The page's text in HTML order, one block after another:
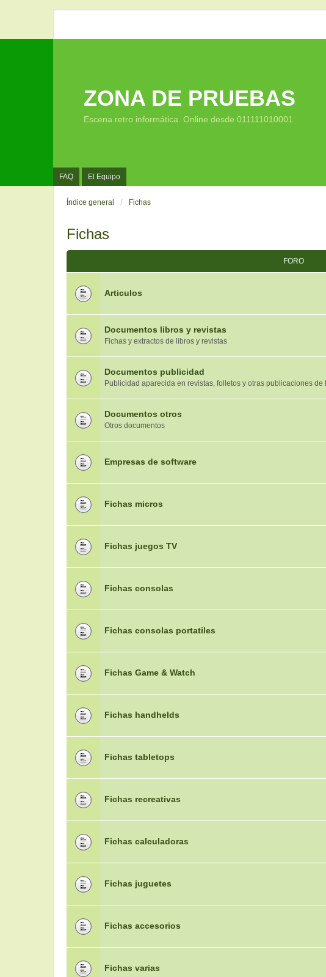
FAQ El Equipo
ZONA DE PRUEBAS
Escena retro informática. Online desde 011111010001
Índice general Fichas
Fichas
FORO
Articulos
Documentos libros y revistas
Fichas y extractos de libros y revistas
Documentos publicidad
Publicidad aparecida en revistas, folletos y otras publicaciones de
Documentos otros
Otros documentos
Empresas de software
Fichas micros
Fichas juegos TV
Fichas consolas
Fichas consolas portatiles
Fichas Game & Watch
Fichas handhelds
Fichas tabletops
Fichas recreativas
Fichas calculadoras
Fichas juguetes
Fichas accesorios
Fichas varias